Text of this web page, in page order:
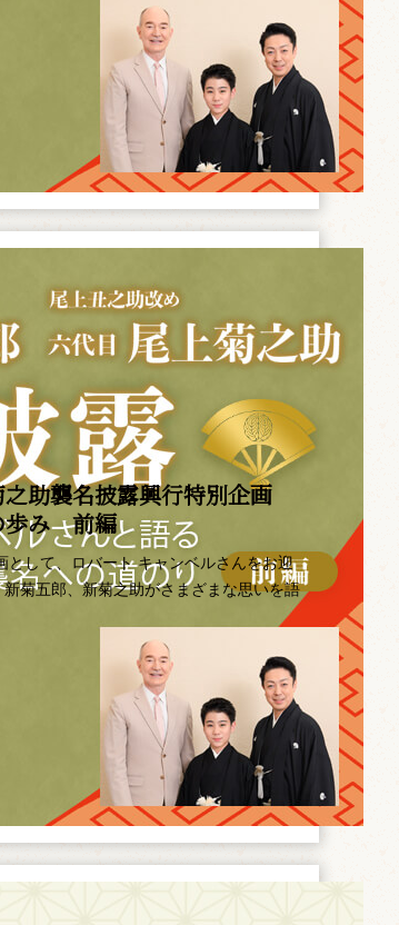
助襲名披露興行特別企画 ――
歩み 前編
として、ロバート キャンベルさんをお迎
菊五郎、新菊之助がさまざまな思いを語